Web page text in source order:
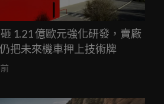
1.21 億歐元強化研發，賣廠
把未來機車押上技術牌